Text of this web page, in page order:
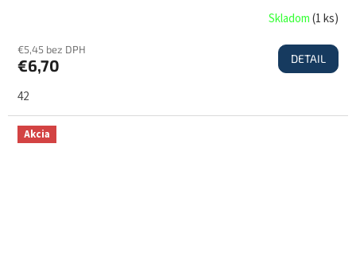
Skladom(1 ks)
€5,45 bez DPH
€6,70 DETAIL
42
Akcia